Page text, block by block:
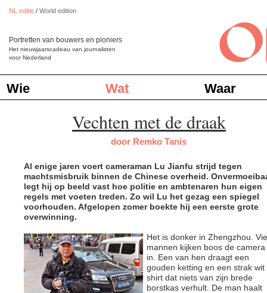
NL editie / World edition
Het nieuwjaarscadeau van journalisten
voor Nederland
Portretten van bouwers en pioniers
Wie Wat Waar
Vechten met de draak
door Remko Tanis
Al enige jaren voert cameraman Lu Jianfu strijd tegen
machtsmisbruik binnen de Chinese overheid.
legt hij op beeld vast hoe politie en ambtenaren hun eigen
regels met voeten treden. Zo wil Lu het gezag een spiegel
voorhouden. Afgelopen zomer boekte hij een eerste grote
overwinning.
Het is donker in Zhengzhou.
mannen kijken boos de camera
in. Een van hen draagt een
gouden ketting en een strak wit
shirt dat niets van zijn brede
borstkas verhult. De man haalt